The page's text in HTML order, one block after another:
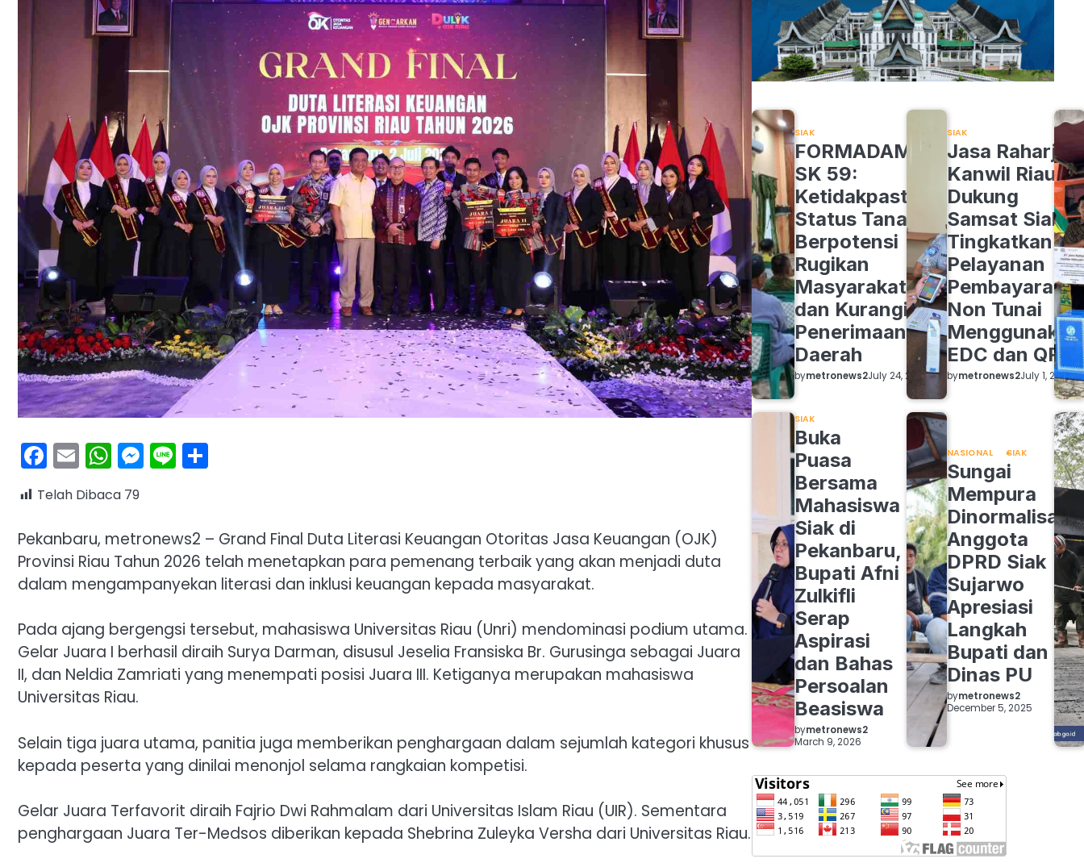
Facebook
EmailWhatsApp
Messenger
Line
Telah Dibaca 79
Pekanbaru, metronews2 – Grand Final Duta Literasi Keuangan Otoritas Jasa Keuangan (OJK)
Provinsi Riau Tahun 2026 telah menetapkan para pemenang terbaik yang akan menjadi duta
dalam mengampanyekan literasi dan inklusi keuangan kepada masyarakat.
Pada ajang bergengsi tersebut, mahasiswa Universitas Riau (Unri) mendominasi podium utama.
Gelar Juara I berhasil diraih Surya Darman, disusul Jeselia Fransiska Br. Gurusinga sebagai Juara
II, dan Neldia Zamriati yang menempati posisi Juara III. Ketiganya merupakan mahasiswa
Universitas Riau.
Selain tiga juara utama, panitia juga memberikan penghargaan dalam sejumlah kategori khusus
kepada peserta yang dinilai menonjol selama rangkaian kompetisi.
Gelar Juara Terfavorit diraih Fajrio Dwi Rahmalam dari Universitas Islam Riau (UIR). Sementara
penghargaan Juara Ter-Medsos diberikan kepada Shebrina Zuleyka Versha dari Universitas Riau.
SIAK
FORMADAM
SK 59:
Ketidakpastian
Status Tanah
Berpotensi
Rugikan
Masyarakat
dan Kurangi
Penerimaan
Daerah
bymetronews2July 24, 2026
SIAK
Jasa Raharja
Kanwil Riau
Dukung
Samsat Siak
Tingkatkan
Pelayanan
Pembayaran
Non Tunai
Menggunakan
EDC dan QRIS
bymetronews2July 1, 2026
SIAK
Buka
Puasa
Bersama
Mahasiswa
Siak di
Pekanbaru,
Bupati Afni
Zulkifli
Serap
Aspirasi
dan Bahas
Persoalan
Beasiswa
bymetronews2
March 9, 2026
NASIONAL SIAK
Sungai
Mempura
Dinormalisasi,
Anggota
DPRD Siak
Sujarwo
Apresiasi
Langkah
Bupati dan
Dinas PU
bymetronews2
December 5, 2025